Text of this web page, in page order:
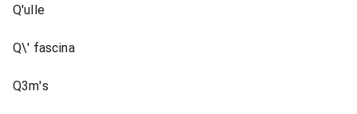
Q'ulle
Q\' fascina
Q3m's